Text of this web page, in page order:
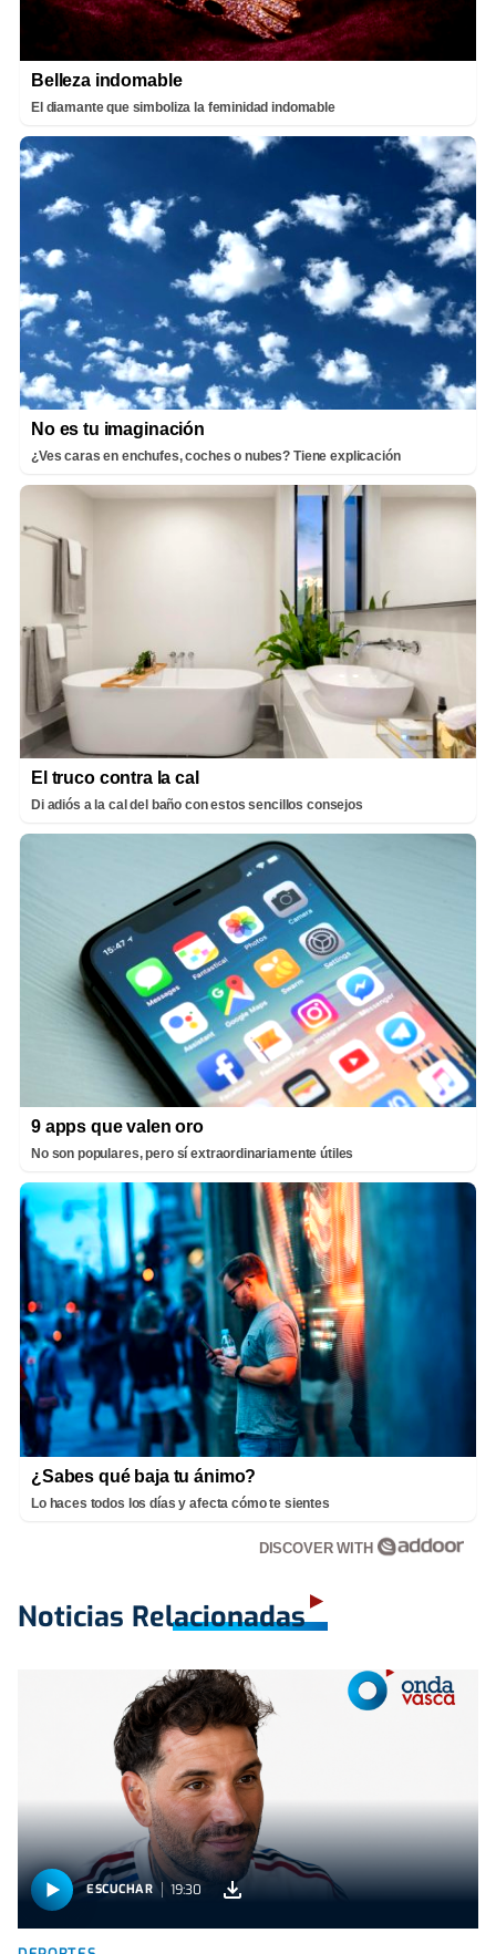
Belleza indomable
El diamante que simboliza la feminidad indomable
No es tu imaginación
¿Ves caras en enchufes, coches o nubes? Tiene explicación
El truco contra la cal
Di adiós a la cal del baño con estos sencillos consejos
9 apps que valen oro
No son populares, pero sí extraordinariamente útiles
¿Sabes qué baja tu ánimo?
Lo haces todos los días y afecta cómo te sientes
DISCOVER WITH
Noticias Relacionadas
ESCUCHAR 19:30